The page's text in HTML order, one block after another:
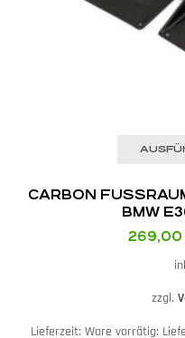
CARBON
BMW
269,00
zzgl.
Lieferzeit: Ware vorrätig: